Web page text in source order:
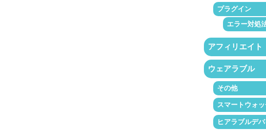
プラグイン
エラー対処
アフィリエイト
ウェアラブル
その他
スマートウォ
ヒアラブルデ